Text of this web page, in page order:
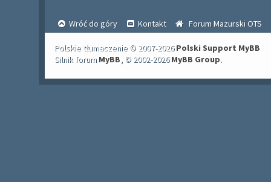
Wróć do góry Kontakt Forum Mazurski OTS
Polskie tłumaczenie © 2007-2026Polski Support MyBB
Silnik forum MyBB , © 2002-2026MyBB Group.